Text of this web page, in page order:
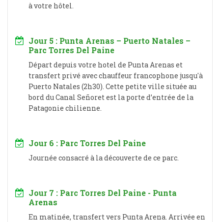
à votre hôtel.
Jour 5 : Punta Arenas – Puerto Natales –
Parc Torres Del Paine
Départ depuis votre hotel de Punta Arenas et
transfert privé avec chauffeur francophone jusqu'à
Puerto Natales (2h30). Cette petite ville située au
bord du Canal Señoret est la porte d’entrée de la
Patagonie chilienne.
Jour 6 : Parc Torres Del Paine
Journée consacré à la découverte de ce parc.
Jour 7 : Parc Torres Del Paine - Punta
Arenas
En matinée, transfert vers Punta Arena. Arrivée en